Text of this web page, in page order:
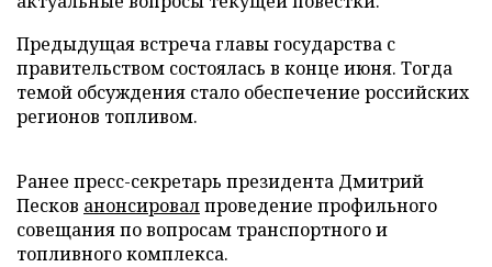
Предыдущая встреча главы государства с
правительством состоялась в конце июня. Тогда
темой обсуждения стало обеспечение российских
регионов топливом.
Ранее пресс-секретарь президента Дмитрий
Песков анонсировалпроведение профильного
совещания по вопросам транспортного и
топливного комплекса.